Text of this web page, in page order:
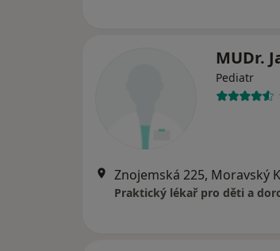
MUDr.
Pediatr
Znojemská 225, Moravský
Praktický lékař pro děti a